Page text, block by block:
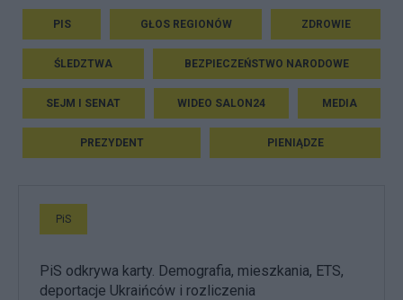
PIS GŁOS REGIONÓW ZDROWIE
ŚLEDZTWA BEZPIECZEŃSTWO NARODOWE
SEJM I SENAT WIDEO SALON24 MEDIA
PREZYDENT PIENIĄDZE
PiS
PiS odkrywa karty. Demografia, mieszkania, ETS,
deportacje Ukraińców i rozliczenia